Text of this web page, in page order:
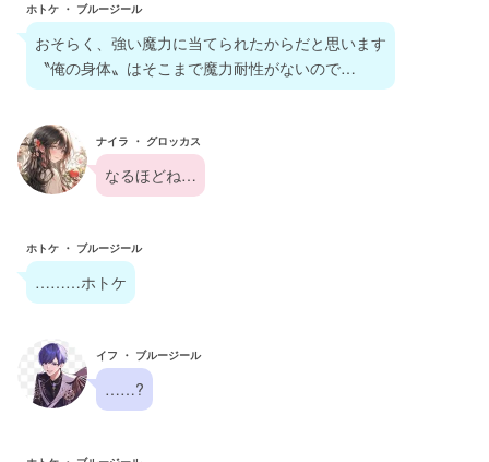
ホトケ ・ ブルージール
おそらく、強い魔力に当てられたからだと思います
〝俺の身体〟はそこまで魔力耐性がないので…
ナイラ ・ グロッカス
なるほどね…
ホトケ ・ ブルージール
………ホトケ
イフ ・ ブルージール
……?